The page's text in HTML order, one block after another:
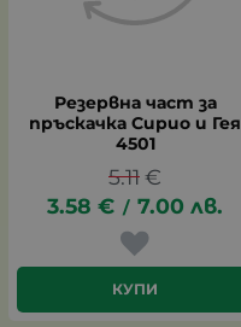
Резервна част за
пръскачка Сирио и Гея
4501
5.11€
3.58 € / 7.00 лв.
КУПИ